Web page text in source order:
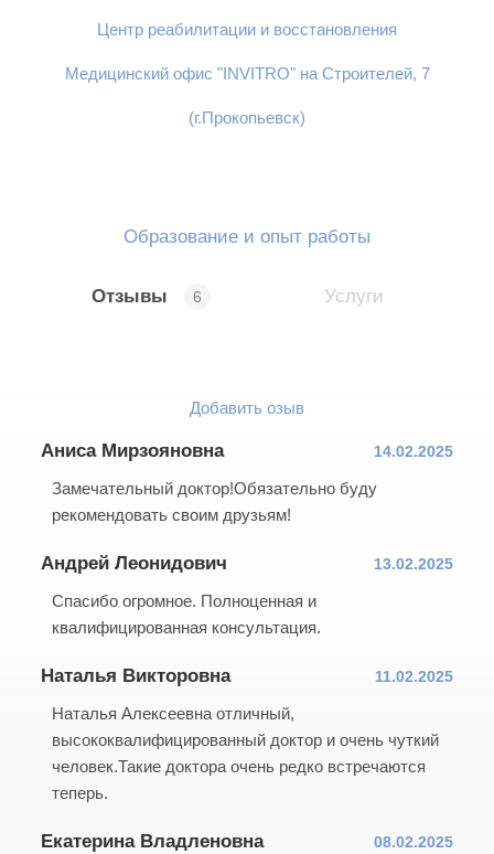
Центр реабилитации и восстановления
Медицинский офис "INVITRO" на Строителей, 7
(г.Прокопьевск)
Образование и опыт работы
Отзывы 6 Услуги
Добавить озыв
Аниса Мирзояновна 14.02.2025
Замечательный доктор!Обязательно буду
рекомендовать своим друзьям!
Андрей Леонидович 13.02.2025
Спасибо огромное. Полноценная и
квалифицированная консультация.
Наталья Викторовна 11.02.2025
Наталья Алексеевна отличный,
высококвалифицированный доктор и очень чуткий
человек.Такие доктора очень редко встречаются
теперь.
Екатерина Владленовна 08.02.2025